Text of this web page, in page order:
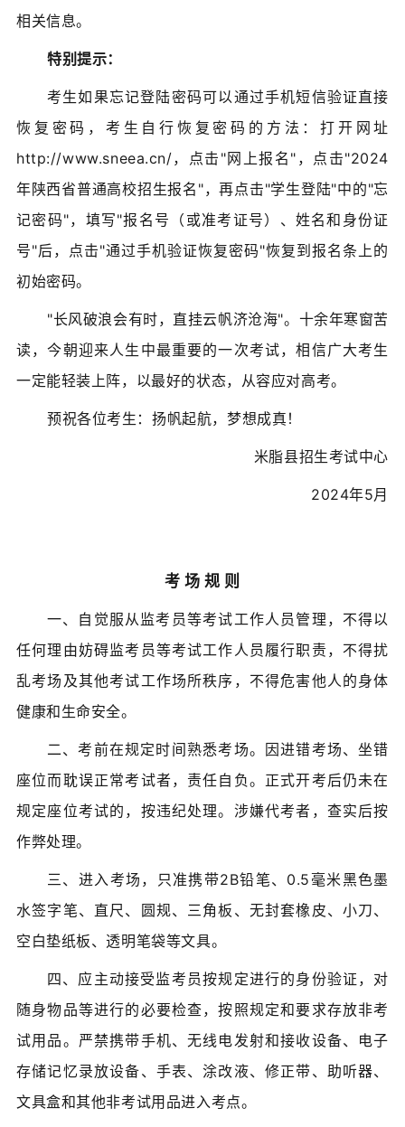
相关信息。
特别提示：
考生如果忘记登陆密码可以通过手机短信验证直接
恢复密码，考生自行恢复密码的方法：打开网址
http://www.sneea.cn/，点击"网上报名"，点击"2024
年陕西省普通高校招生报名"，再点击"学生登陆"中的"忘
记密码"，填写"报名号（或准考证号）、姓名和身份证
号"后，点击"通过手机验证恢复密码"恢复到报名条上的
初始密码。
"长风破浪会有时，直挂云帆济沧海"。十余年寒窗苦
读，今朝迎来人生中最重要的一次考试，相信广大考生
一定能轻装上阵，以最好的状态，从容应对高考。
预祝各位考生：扬帆起航，梦想成真！
米脂县招生考试中心
2024年5月
考 场 规 则
一、自觉服从监考员等考试工作人员管理，不得以
任何理由妨碍监考员等考试工作人员履行职责，不得扰
乱考场及其他考试工作场所秩序，不得危害他人的身体
健康和生命安全。
二、考前在规定时间熟悉考场。因进错考场、坐错
座位而耽误正常考试者，责任自负。正式开考后仍未在
规定座位考试的，按违纪处理。涉嫌代考者，查实后按
作弊处理。
三、进入考场，只准携带2B铅笔、0.5毫米黑色墨
水签字笔、直尺、圆规、三角板、无封套橡皮、小刀、
空白垫纸板、透明笔袋等文具。
四、应主动接受监考员按规定进行的身份验证，对
随身物品等进行的必要检查，按照规定和要求存放非考
试用品。严禁携带手机、无线电发射和接收设备、电子
存储记忆录放设备、手表、涂改液、修正带、助听器、
文具盒和其他非考试用品进入考点。